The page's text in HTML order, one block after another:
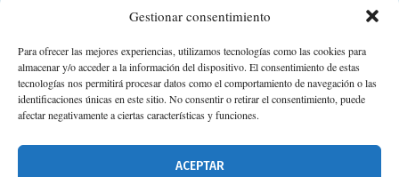
Gestionar consentimiento
Para ofrecer las mejores experiencias, utilizamos tecnologías como las cookies para
almacenar y/o acceder a la información del dispositivo. El consentimiento de estas
tecnologías nos permitirá procesar datos como el comportamiento de navegación o las
identificaciones únicas en este sitio. No consentir o retirar el consentimiento, puede
afectar negativamente a ciertas características y funciones.
ACEPTAR